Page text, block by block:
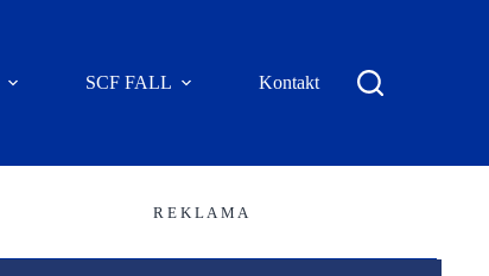
SCF FALL Kontakt
R E K L A M A